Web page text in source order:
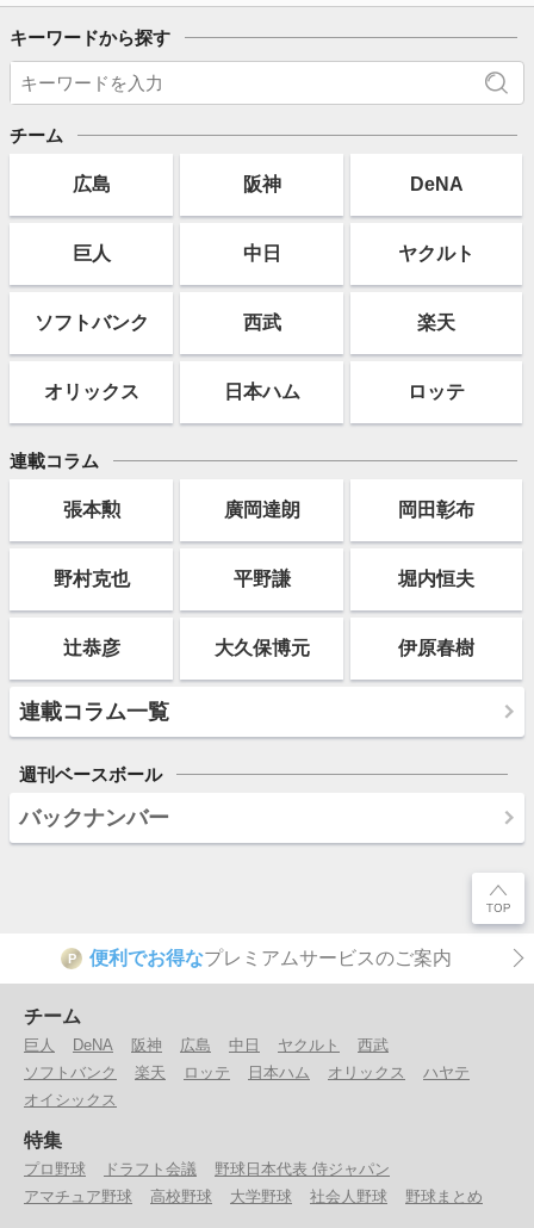
キーワードから探す
チーム
広島 阪神 DeNA
巨人 中日 ヤクルト
ソフトバンク 西武 楽天
オリックス 日本ハム ロッテ
連載コラム
張本勲 廣岡達朗 岡田彰布
野村克也 平野謙 堀内恒夫
辻恭彦 大久保博元 伊原春樹
連載コラム一覧
週刊ベースボール
バックナンバー
P 便利でお得なプレミアムサービスのご案内
チーム
巨人 DeNA 阪神 広島 中日 ヤクルト
西武
ソフトバンク
楽天 ロッテ 日本ハム オリックス
ハヤテ
オイシックス
特集
プロ野球 ドラフト会議
野球日本代表 侍ジャパン
アマチュア野球
高校野球 大学野球 社会人野球 野球まとめ